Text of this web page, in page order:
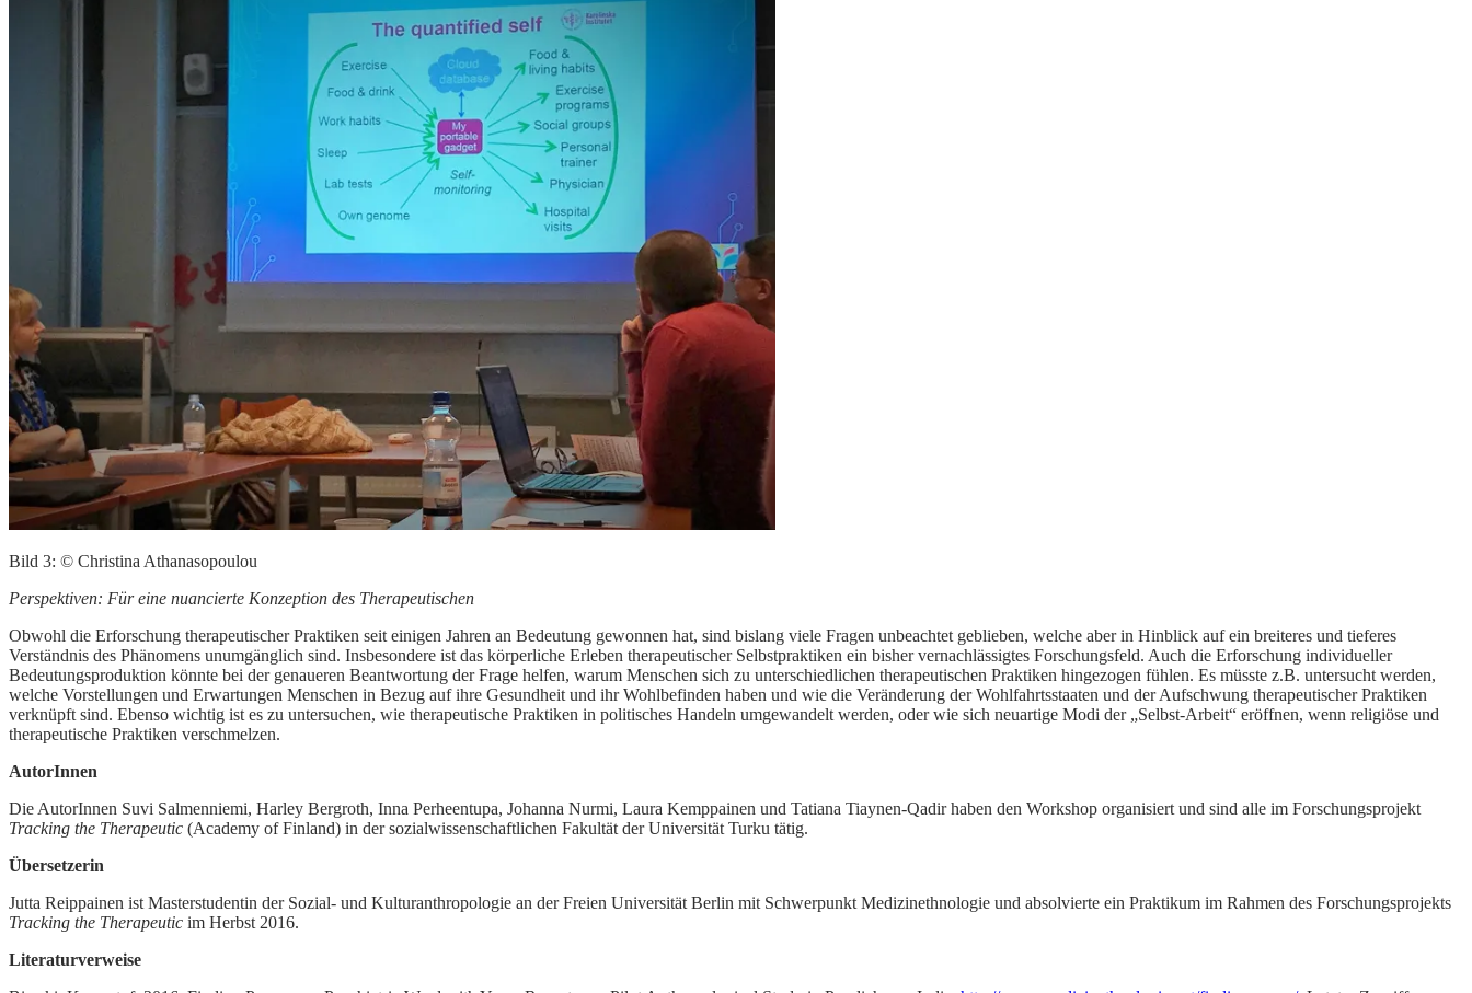
Bild 3: © Christina Athanasopoulou
Perspektiven: Für eine nuancierte Konzeption des Therapeutischen
Obwohl die Erforschung therapeutischer Praktiken seit einigen Jahren an Bedeutung gewonnen hat, sind bislang viele Fragen unbeachtet geblieben, welche aber in Hinblick auf ein breiteres und tieferes
Verständnis des Phänomens unumgänglich sind. Insbesondere ist das körperliche Erleben therapeutischer Selbstpraktiken ein bisher vernachlässigtes Forschungsfeld. Auch die Erforschung individueller
Bedeutungsproduktion könnte bei der genaueren Beantwortung der Frage helfen, warum Menschen sich zu unterschiedlichen therapeutischen Praktiken hingezogen fühlen. Es müsste z.B. untersucht werden,
welche Vorstellungen und Erwartungen Menschen in Bezug auf ihre Gesundheit und ihr Wohlbefinden haben und wie die Veränderung der Wohlfahrtsstaaten und der Aufschwung therapeutischer Praktiken
verknüpft sind. Ebenso wichtig ist es zu untersuchen, wie therapeutische Praktiken in politisches Handeln umgewandelt werden, oder wie sich neuartige Modi der „Selbst-Arbeit“ eröffnen, wenn religiöse und
therapeutische Praktiken verschmelzen.
AutorInnen
Die AutorInnen Suvi Salmenniemi, Harley Bergroth, Inna Perheentupa, Johanna Nurmi, Laura Kemppainen und Tatiana Tiaynen-Qadir haben den Workshop organisiert und sind alle im Forschungsprojekt
Tracking the Therapeutic (Academy of Finland) in der sozialwissenschaftlichen Fakultät der Universität Turku tätig.
Übersetzerin
Jutta Reippainen ist Masterstudentin der Sozial- und Kulturanthropologie an der Freien Universität Berlin mit Schwerpunkt Medizinethnologie und absolvierte ein Praktikum im Rahmen des Forschungsprojekts
Tracking the Therapeutic im Herbst 2016.
Literaturverweise